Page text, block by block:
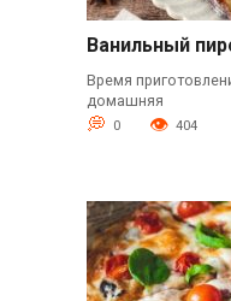
Ванильный
Время
домашняя
0 404